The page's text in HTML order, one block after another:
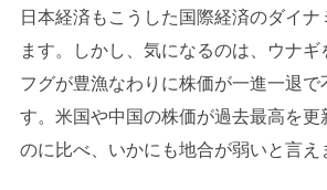
日本経済もこうした国際経済のダイナ
ます。しかし、気になるのは、ウナ
フグが豊漁なわりに株価が一進一退で
す。米国や中国の株価が過去最高を更
のに比べ、いかにも地合が弱いと言え